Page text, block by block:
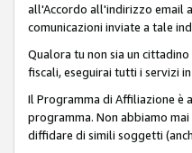
all'Accordo all'indirizzo email
comunicazioni inviate a tale
Qualora tu non sia un
fiscali, eseguirai tutti i servizi
Il Programma di Affiliazione è
programma. Non abbiamo
diffidare di simili soggetti